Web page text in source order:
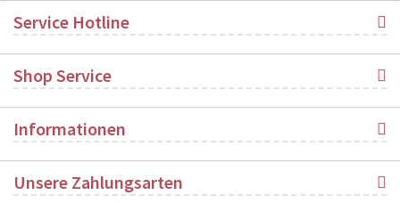
Service Hotline
Shop Service
Informationen
Unsere Zahlungsarten